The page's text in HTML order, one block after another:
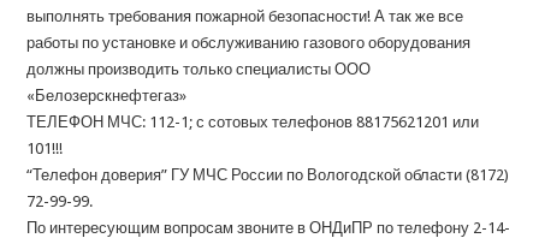
выполнять требования пожарной безопасности! А так же все
работы по установке и обслуживанию газового оборудования
должны производить только специалисты ООО
«Белозерскнефтегаз»
ТЕЛЕФОН МЧС: 112-1; с сотовых телефонов 88175621201 или
101!!!
“Телефон доверия” ГУ МЧС России по Вологодской области (8172)
72-99-99.
По интересующим вопросам звоните в ОНДиПР по телефону 2-14-